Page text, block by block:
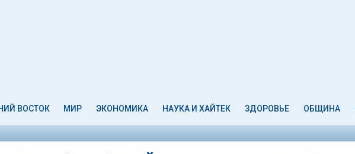
ВОСТОК МИР ЭКОНОМИКА НАУКА И ХАЙТЕК ЗДОРОВЬЕ ОБЩИНА